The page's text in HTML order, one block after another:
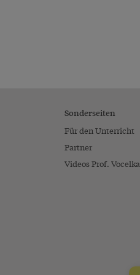
Sonderseiten
Für den Unterricht
Partner
Videos Prof. Vocelka